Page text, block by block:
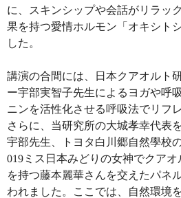
に、スキンシップや会話がリラッ
果を持つ愛情ホルモン「オキシト
した。ㅤㅤ
講演の合間には、日本クアオルト
ー宇部実智子先生によるヨガや呼
ニンを活性化させる呼吸法でリフレッ
さらに、当研究所の大城孝幸代表
宇部先生、トヨタ白川郷自然學校
019ミス日本みどりの女神でクア
を持つ藤本麗華さんを交えたパネ
われました。ここでは、自然環境